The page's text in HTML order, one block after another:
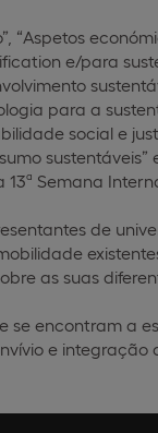
“Aspetos
e/para
para a
social e
sustentáveis”
13ª Semana
de
existentes.
as suas
se encontram a
e integração